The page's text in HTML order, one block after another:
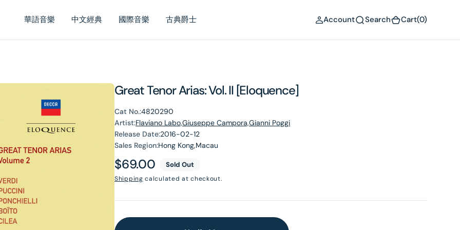
華語音樂 中文經典 國際音樂 古典爵士 Account Search Cart(0)
Great Tenor Arias: Vol. II [Eloquence]
Cat No.:4820290
Artist:Flaviano Labo,Giuseppe Campora,Gianni Poggi
Release Date:2016-02-12
Sales Region:Hong Kong,Macau
Regular
price
$69.00 Sold Out
Shipping calculated at checkout.